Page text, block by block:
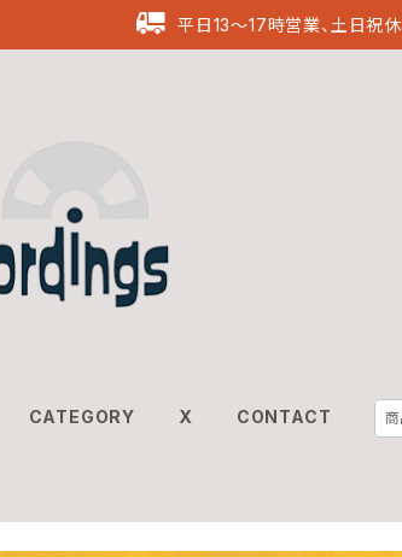
平日13〜17時営業、土日祝
CATEGORY X CONTACT